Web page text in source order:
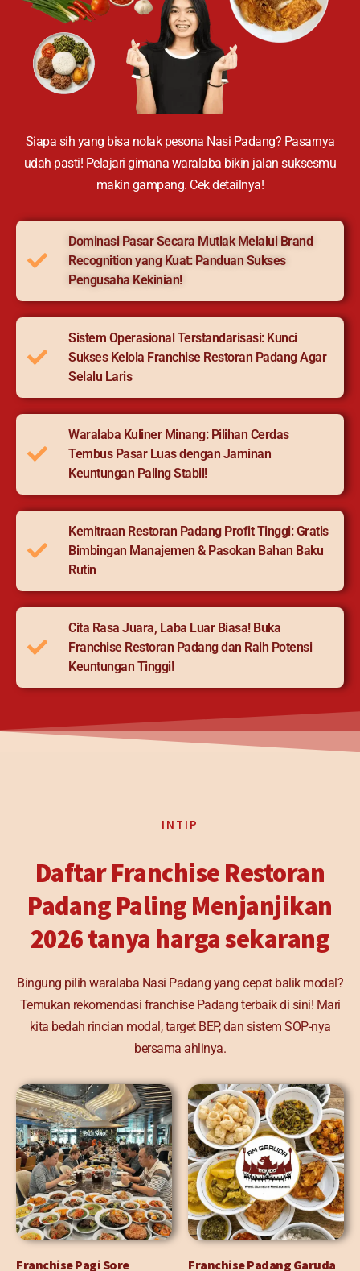
Siapa sih yang bisa nolak pesona Nasi Padang? Pasarnya
udah pasti! Pelajari gimana waralaba bikin jalan suksesmu
makin gampang. Cek detailnya!
Dominasi Pasar Secara Mutlak Melalui Brand
Recognition yang Kuat: Panduan Sukses
Pengusaha Kekinian!
Sistem Operasional Terstandarisasi: Kunci
Sukses Kelola Franchise Restoran Padang Agar
Selalu Laris
Waralaba Kuliner Minang: Pilihan Cerdas
Tembus Pasar Luas dengan Jaminan
Keuntungan Paling Stabil!
Kemitraan Restoran Padang Profit Tinggi: Gratis
Bimbingan Manajemen & Pasokan Bahan Baku
Rutin
Cita Rasa Juara, Laba Luar Biasa! Buka
Franchise Restoran Padang dan Raih Potensi
Keuntungan Tinggi!
INTIP
Daftar Franchise Restoran
Padang Paling Menjanjikan
2026 tanya harga sekarang
Bingung pilih waralaba Nasi Padang yang cepat balik modal?
Temukan rekomendasi franchise Padang terbaik di sini! Mari
kita bedah rincian modal, target BEP, dan sistem SOP-nya
bersama ahlinya.
Franchise Pagi Sore Franchise Padang Garuda